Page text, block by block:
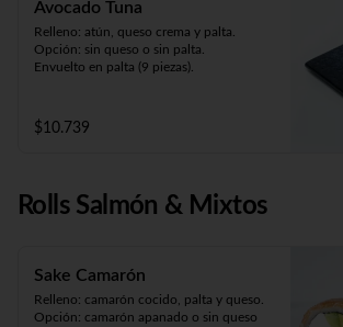
Avocado Tuna
Relleno: atún, queso crema y palta.
Opción: sin queso o sin palta.
Envuelto en palta (9 piezas).
$10.739
Rolls Salmón & Mixtos
Sake Camarón
Relleno: camarón cocido, palta y queso.
Opción: camarón apanado o sin queso